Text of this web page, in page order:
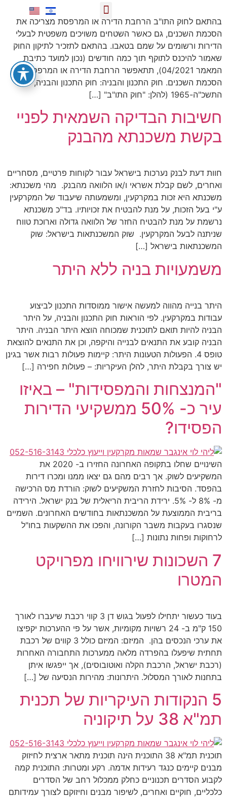
בהתאם לחוק התו"ב הרחבת הדירה או המרפסת מצריכה את
הסכמת השכנים, גם כאשר השטחים משויכים משפטית לבעלי
הדירות ורשומים על שמם בטאבו. בהתאם לתזכיר לתיקון החוק
שאמור להיכנס לתוקף תוך כמה חודשים (נכון למועד כתיבת
המאמר 04/2021), תתאפשר הרחבת הדירה או המרפסת ללא
הסכמת השכנים. חוק התכנון והבניה: חוק התכנון והבניה,
התשכ"ה-1965 (להלן: "חוק התו"ב" […]
חשיבות הבדיקה השמאית לפניי
בקשת משכנתא מהבנק
חוות דעת לבנק נערכות בישראל עבור לקוחות פרטיים, מסחריים
ואחרים, לשם קבלת אשראי ו/או הלוואה מהבנק. מהי משכנתא:
משכנתא היא זכות במקרקעין, ומשמעותה שיעבוד של המקרקעין
ע"י בעל הזכות, על מנת להבטיח את זכויותיו. בד"כ משכנתא
נרשמת על מנת להבטיח החזר של הלוואה גדולה וארוכת טווח
שניתנה לבעל המקרקעין. שוק המשכנתאות בישראל: שוק
המשכנתאות בישראל […]
משמעויות בניה ללא היתר
היתר בנייה מהווה למעשה אישור ממוסדות התכנון לביצוע
עבודות במקרקעין. לפי הוראות חוק התכנון והבניה, על היתר
הבניה להיות תואם לתוכנית שמכוחה הוצא היתר הבניה. היתר
הבניה קובע את התנאים לבנייה והיקפה, וכן את התנאים להוצאת
טופס 4. הפעולות הטעונות היתר: קיימות פעולות רבות אשר בגינן
יש צורך בקבלת היתר, להלן העיקריות: – פעולות חפירה […]
"המנצחות והמפסידות" – באיזו
עיר כ- 50% ממשקיעי הדירות
הפסידו?
השינויים שחלו בתקופה האחרונה החזירו ב- 2020 את
המשקיעים לשוק. אך רבים מהם גם יצאו ממנו ומכרו דירות
בהפסד. הסיבות לחזרת המשקיעים לשוק: הורדת מס הרכישה
מ- 8% ל- 5%. ירידת הריבית הריאלית של בנק ישראל. הירידה
בריבית הממוצעת על המשכנתאות בחודשים האחרונים. השמיים
שנסגרו בעקבות משבר הקורונה, והפכו את ההשקעות בחו"ל
לרחוקות ופחות נתונות […]
7 השכונות שירוויחו מפרויקט
המטרו
בעוד כעשור יתחילו לפעול בגוש דן 3 קווי רכבת שיעברו לאורך
150 ק"מ ב- 24 רשויות מקומיות, אשר על פי ההערכות יקפיצו
את ערכי הנכסים בהן. המיזם: המיזם כולל 3 קווים של רכבת
תחתית שיפעלו בהפרדה מלאה ממערכות התחבורה האחרות
(רכבת ישראל, הרכבת הקלה ואוטובוסים), אך ייפגשו איתן
בתחנות לאורך המסלול. היתרונות: מהירות הנסיעה של […]
5 הנקודות העיקריות של תכנית
תמ"א 38 על תיקוניה
תוכנית תמ"א 38 התוכנית הינה תוכנית מתאר ארצית לחיזוק
מבנים קיימים כנגד רעידות אדמה. רקע ומטרות: התוכנית קמה
לקבוע הסדרים תכנוניים כחלק ממכלול רחב של הסדרים
כלכליים, חוקיים ואחרים, לשיפור מבנים וחיזוקם לצורך עמידותם